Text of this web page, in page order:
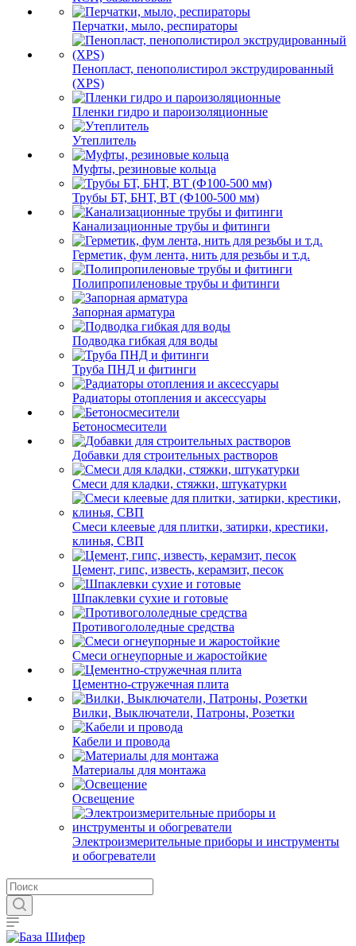
Перчатки, мыло, респираторы
Пенопласт, пенополистирол экструдированный
(XPS)
Пленки гидро и пароизоляционные
Утеплитель
Муфты, резиновые кольца
Трубы БТ, БНТ, ВТ (Ф100-500 мм)
Канализационные трубы и фитинги
Герметик, фум лента, нить для резьбы и т.д.
Полипропиленовые трубы и фитинги
Запорная арматура
Подводка гибкая для воды
Труба ПНД и фитинги
Радиаторы отопления и аксессуары
Бетоносмесители
Добавки для строительных растворов
Смеси для кладки, стяжки, штукатурки
Смеси клеевые для плитки, затирки, крестики,
клинья, СВП
Цемент, гипс, известь, керамзит, песок
Шпаклевки сухие и готовые
Противогололедные средства
Смеси огнеупорные и жаростойкие
Цементно-стружечная плита
Вилки, Выключатели, Патроны, Розетки
Кабели и провода
Материалы для монтажа
Освещение
Электроизмерительные приборы и инструменты
и обогреватели